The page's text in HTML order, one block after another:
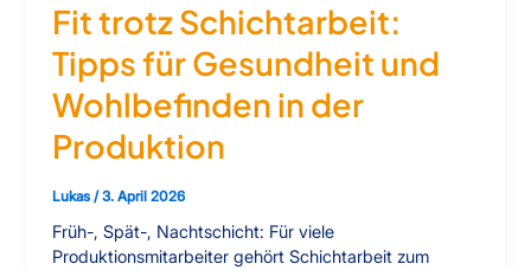
Fit trotz Schichtarbeit:
Tipps für Gesundheit und
Wohlbefinden in der
Produktion
Lukas/3. April 2026
Früh-, Spät-, Nachtschicht: Für viele
Produktionsmitarbeiter gehört Schichtarbeit zum